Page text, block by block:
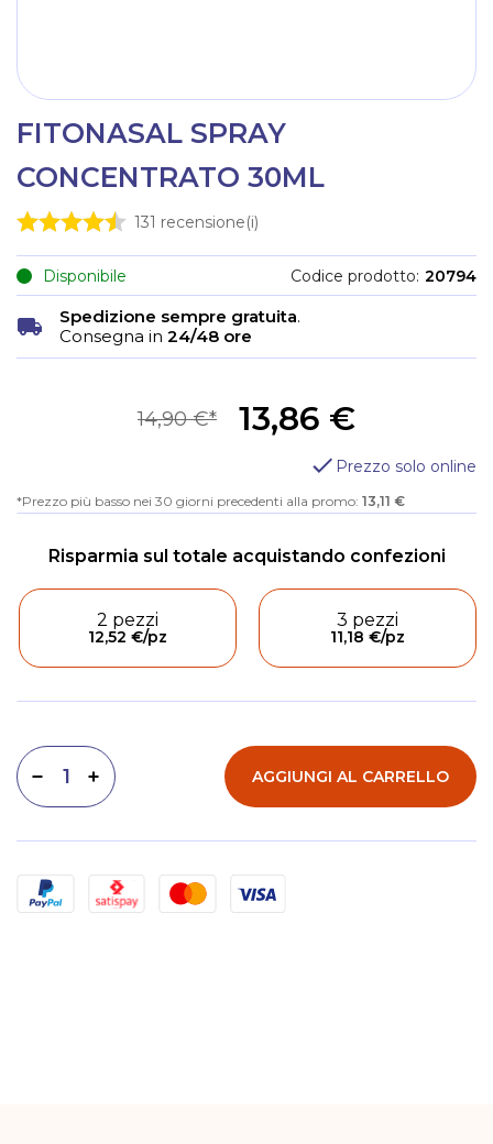
FITONASAL SPRAY
CONCENTRATO 30ML
131 recensione(i)
Disponibile Codice prodotto 20794
Spedizione sempre gratuita.
Consegna in 24/48 ore
13,86 €
14,90 €
Prezzo solo online
Prezzo più basso nei 30 giorni precedenti alla promo: 13,11 €
2 pezzi
12,52 €/pz
3 pezzi
11,18 €/pz
Aumenta quantità
Diminuisci quantità AGGIUNGI AL CARRELLO
Metodi di pagamento